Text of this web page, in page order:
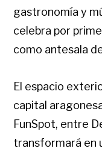
gastronomía y
celebra por
como antesala
El espacio
capital
FunSpot, entre
transformará en